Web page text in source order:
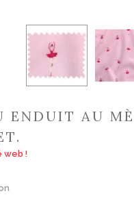
ENDUIT AU
web !